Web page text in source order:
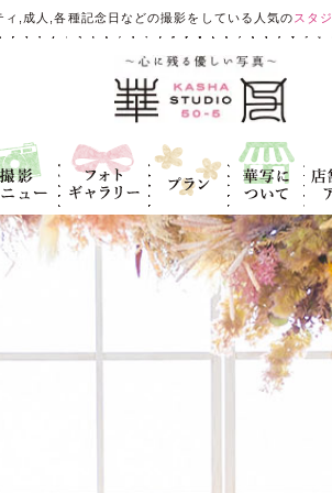
,成人,各種記念日などの撮影をしている人気のスタ
メニュ
フォトギャラ
リー
プラン
華写につい
て
店
ク